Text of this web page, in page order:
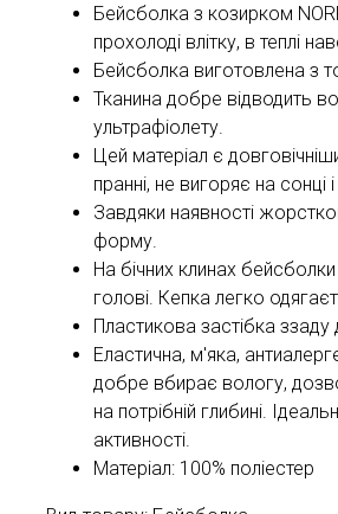
Бейсболка з козирком
прохолоді влітку, в теплі
Бейсболка виготовлена ​​з
Тканина добре відводить
ультрафіолету.
Цей матеріал є
пранні, не вигоряє на сонці
Завдяки наявності
форму.
На бічних клинах
голові. Кепка легко
Пластикова застібка
Еластична, м'яка,
добре вбирає вологу,
на потрібній глибині.
активності.
Матеріал: 100% поліестер